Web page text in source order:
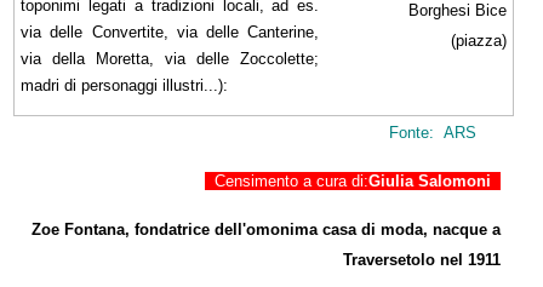
toponimi legati a tradizioni locali, ad es.
via delle Convertite, via delle Canterine,
via della Moretta, via delle Zoccolette;
madri di personaggi illustri...):
Borghesi Bice
(piazza)
Fonte: ARS
Censimento a cura di:Giulia Salomoni
Zoe Fontana, fondatrice dell'omonima casa di moda, nacque a
Traversetolo nel 1911